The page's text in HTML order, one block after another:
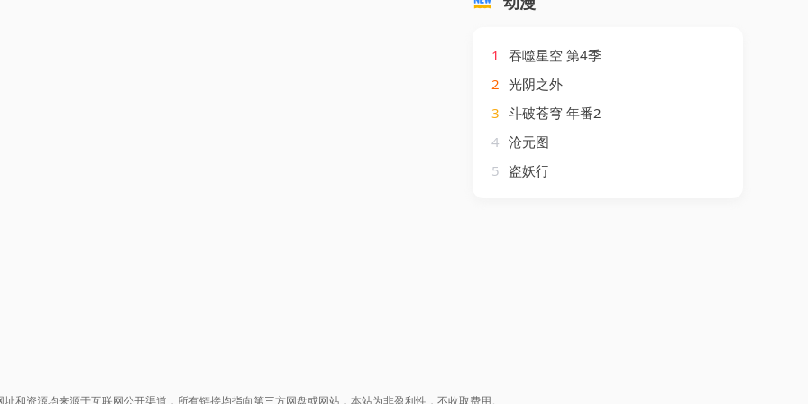
1
吞噬星空 第4季
2 光阴之外
3 斗破苍穹 年番2
4 沧元图
5 盗妖行
和资源均来源于互联网公开渠道，所有链接均指向第三方网盘或网站，本站为非盈利性，不收取费用。